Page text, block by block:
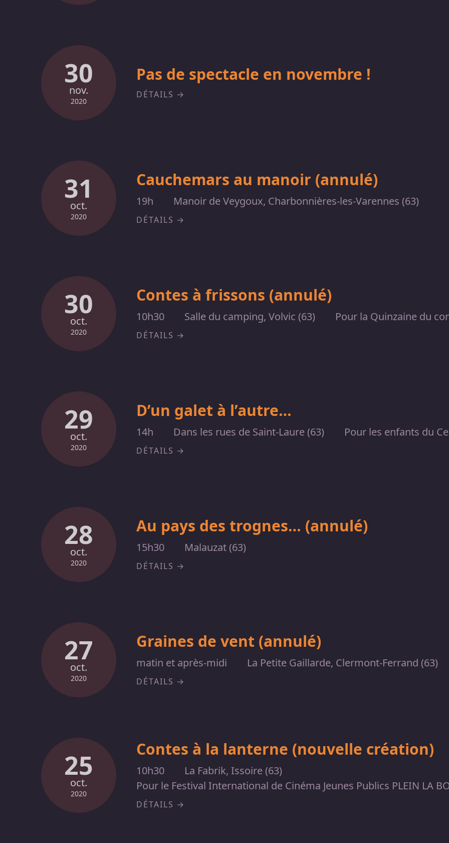
30
nov.
2020
Pas de spectacle en novembre !
DÉTAILS
31
oct.
2020
Cauchemars au manoir (annulé)
19h Manoir de Veygoux, Charbonnières-les-Varennes (63)
DÉTAILS
30
oct.
2020
Contes à frissons (annulé)
10h30 Salle du camping, Volvic (63) Pour la Quinzaine du
DÉTAILS
29
oct.
2020
D’un galet à l’autre…
14h Dans les rues de Saint-Laure (63) Pour les enfants du
DÉTAILS
28
oct.
2020
Au pays des trognes… (annulé)
15h30 Malauzat (63)
DÉTAILS
27
oct.
2020
Graines de vent (annulé)
matin et après-midi La Petite Gaillarde, Clermont-Ferrand (63)
DÉTAILS
25
oct.
2020
Contes à la lanterne (nouvelle création)
10h30
La Fabrik, Issoire (63)
Pour le Festival International de Cinéma Jeunes Publics PLEIN LA
DÉTAILS